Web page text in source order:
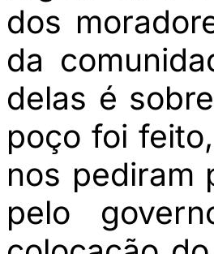
dos
da
delas é
poço foi
nos pediram
pelo